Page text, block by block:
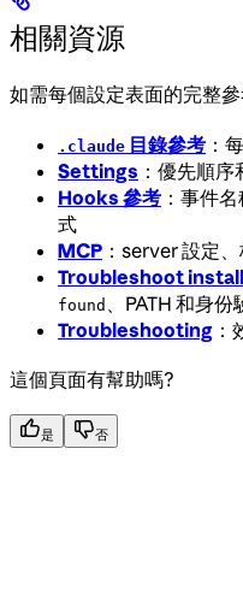
相關資源
如需每個設定表面的完整
.claude 目錄參考 ：
Settings ：優先順
Hooks 參考 ：事件
式
MCP ：server 設定
Troubleshoot
found
、PATH 和身
Troubleshooting
這個頁面有幫助嗎?
是 否